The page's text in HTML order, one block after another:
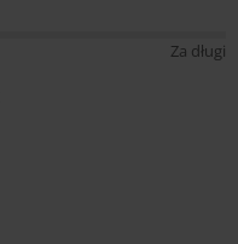
Za długi